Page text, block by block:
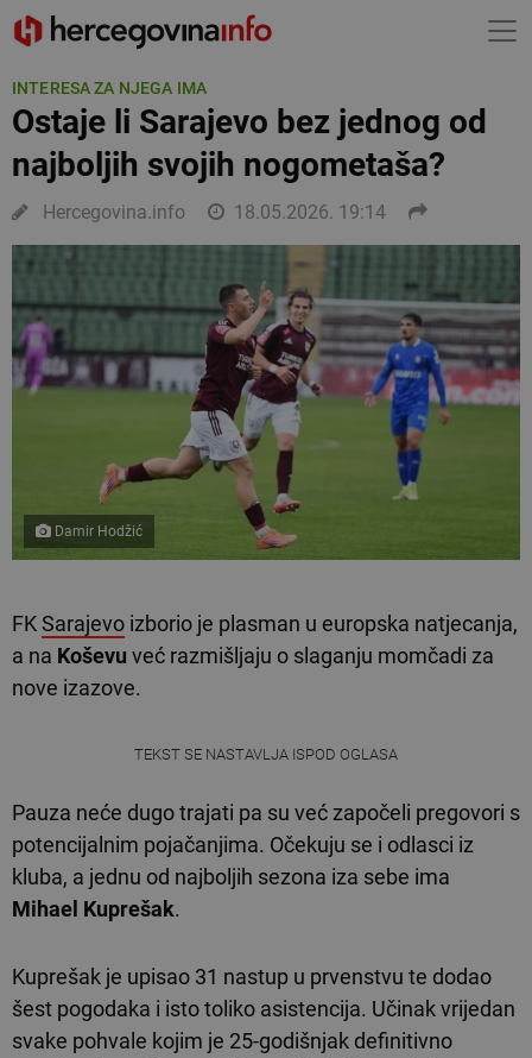
INTERESA ZA NJEGA IMA
Ostaje li Sarajevo bez jednog od
najboljih svojih nogometaša?
Hercegovina.info 18.05.2026. 19:14
Damir Hodžić
FKSarajevo izborio je plasman u europska natjecanja,
a na Koševu već razmišljaju o slaganju momčadi za
nove izazove.
TEKST SE NASTAVLJA ISPOD OGLASA
Pauza neće dugo trajati pa su već započeli pregovori s
potencijalnim pojačanjima. Očekuju se i odlasci iz
kluba, a jednu od najboljih sezona iza sebe ima
Mihael Kuprešak.
Kuprešak je upisao 31 nastup u prvenstvu te dodao
šest pogodaka i isto toliko asistencija. Učinak vrijedan
svake pohvale kojim je 25-godišnjak definitivno